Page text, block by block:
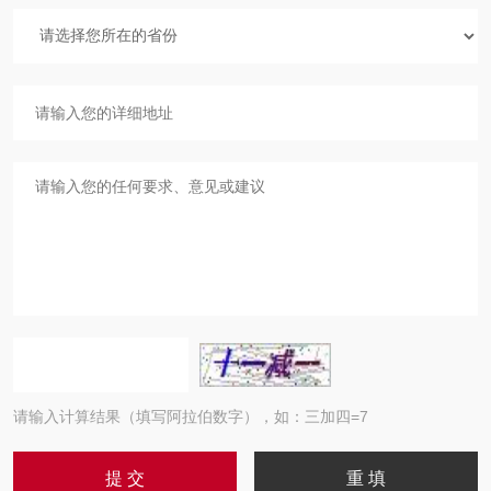
请输入计算结果（填写阿拉伯数字），如：三加四=7